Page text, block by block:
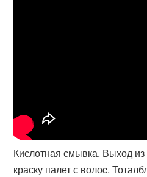
Кислотная смывка. Выход
краску палет с волоc.